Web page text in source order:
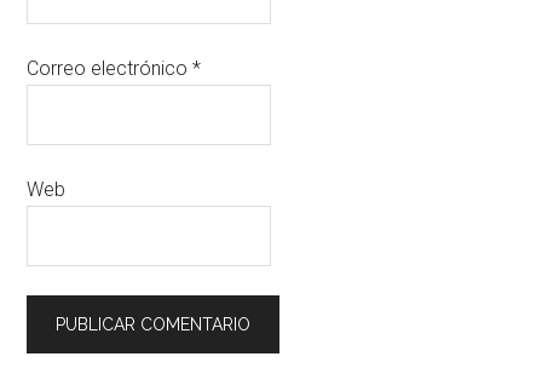
Correo electrónico*
Web